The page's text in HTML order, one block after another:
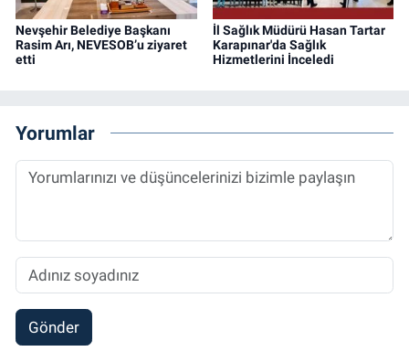
Nevşehir Belediye Başkanı
Rasim Arı, NEVESOB’u ziyaret
etti
İl Sağlık Müdürü Hasan Tartar
Karapınar'da Sağlık
Hizmetlerini İnceledi
Yorumlar
Gönder